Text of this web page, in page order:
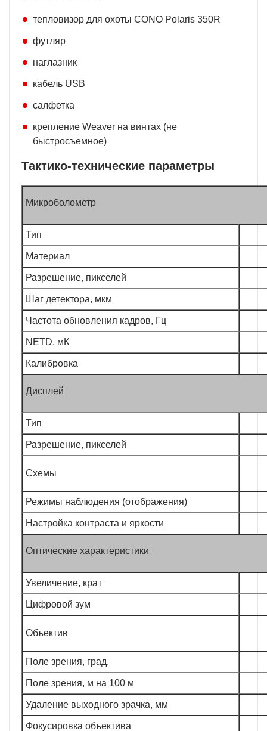
тепловизор для охоты CONO Polaris 350R
футляр
наглазник
кабель USB
салфетка
крепление Weaver на винтах (не
быстросъемное)
Тактико-технические параметры
Микроболометр
Тип
Материал
Разрешение, пикселей
Шаг детектора, мкм
Частота обновления кадров, Гц
NETD, мК
Калибровка
Дисплей
Тип
Разрешение, пикселей
Схемы
Режимы наблюдения (отображения)
Настройка контраста и яркости
Оптические характеристики
Увеличение, крат
Цифровой зум
Объектив
Поле зрения, град.
Поле зрения, м на 100 м
Удаление выходного зрачка, мм
Фокусировка объектива